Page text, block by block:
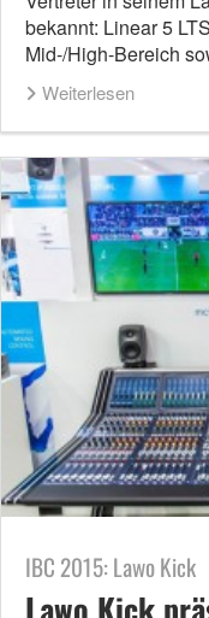
bekannt: Linear 5
Mid-/High-Bereich
Weiterlesen
IBC 2015: Lawo Kick